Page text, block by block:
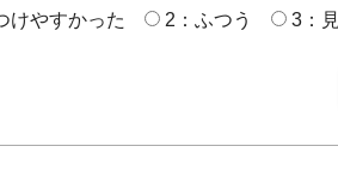
けやすかった
2：ふつう 3：